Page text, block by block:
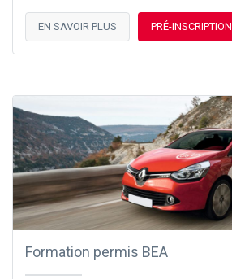
EN SAVOIR PLUS PRÉ-INSCRIPTION
Formation permis BEA